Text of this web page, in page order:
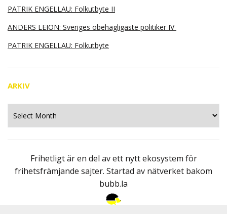
PATRIK ENGELLAU: Folkutbyte II
ANDERS LEION: Sveriges obehagligaste politiker IV
PATRIK ENGELLAU: Folkutbyte
ARKIV
Frihetligt är en del av ett nytt ekosystem för
frihetsfrämjande sajter. Startad av nätverket bakom
bubb.la